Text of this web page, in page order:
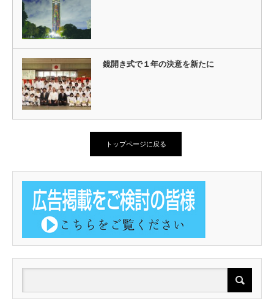
鏡開き式で１年の決意を新たに
トップページに戻る